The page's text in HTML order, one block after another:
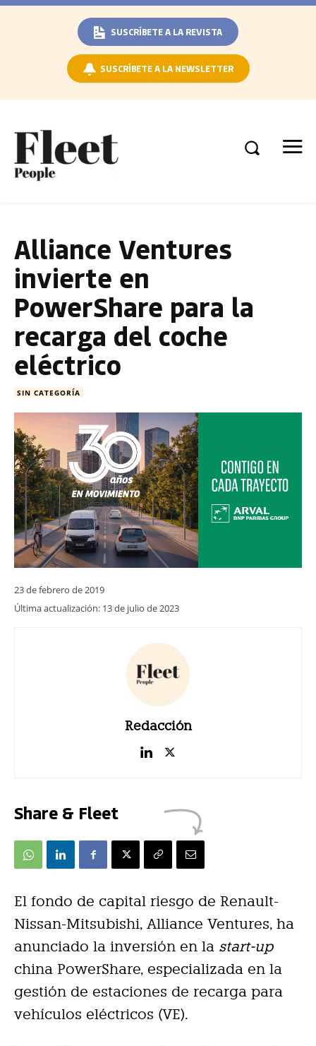
SUSCRÍBETE A LA REVISTA
SUSCRÍBETE A LA NEWSLETTER
Alliance Ventures
invierte en
PowerShare para la
recarga del coche
eléctrico
SIN CATEGORÍA
23 de febrero de 2019
Última actualización: 13 de julio de 2023
Redacción
Share & Fleet
El fondo de capital riesgo de Renault-
Nissan-Mitsubishi, Alliance Ventures, ha
anunciado la inversión en la start-up
china PowerShare, especializada en la
gestión de estaciones de recarga para
vehículos eléctricos (VE).